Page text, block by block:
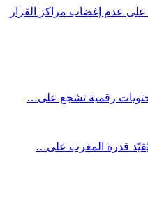
عدم إغضاب مراكز القرار
قدرة المغرب على…